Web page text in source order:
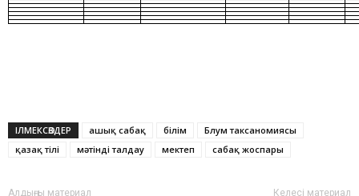
ІЛМЕКСӨЗДЕР ашық сабақ білім
Блум таксаномиясы
қазақ тілі
мәтінді талдау мектеп сабақ жоспары
Алдыңғы материал Келесі материал